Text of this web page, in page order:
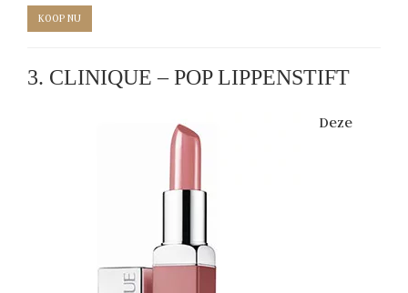
KOOP NU
3. CLINIQUE – POP LIPPENSTIFT
Deze